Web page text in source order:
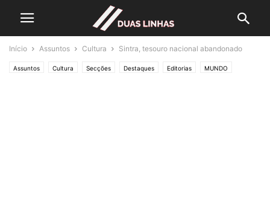
Início Assuntos Cultura Sintra, tesouro nacional abandonado
Assuntos Cultura Secções Destaques Editorias MUNDO